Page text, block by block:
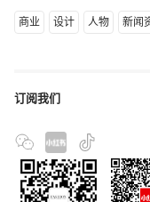
商业 设计 人物 新闻
订阅我们